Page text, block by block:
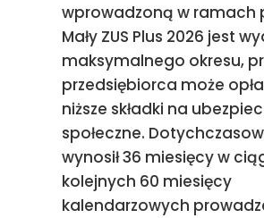
wprowadzoną w ramach
Mały ZUS Plus 2026 jest
maksymalnego okresu,
przedsiębiorca może
niższe składki na
społeczne.
wynosił 36 miesięcy w
kolejnych 60 miesięcy
kalendarzowych